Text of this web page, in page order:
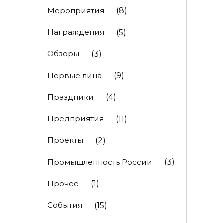
Мероприятия (8)
Награждения (5)
Обзоры (3)
Первые лица (9)
Праздники (4)
Предприятия (11)
Проекты (2)
Промышленность России (3)
Прочее (1)
События (15)